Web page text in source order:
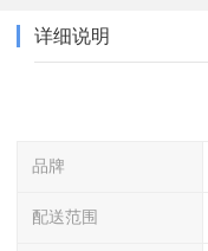
详细说明
品牌
配送范围